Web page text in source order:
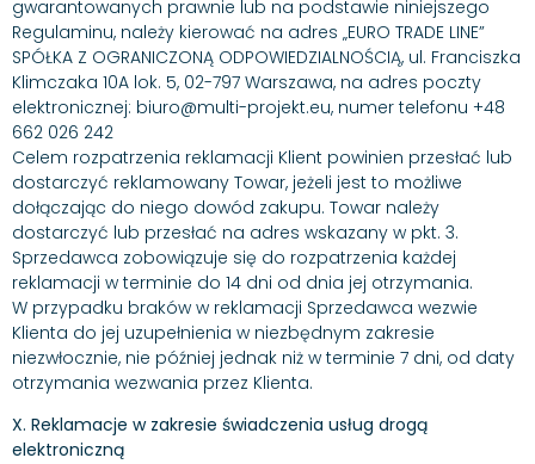
gwarantowanych prawnie lub na podstawie niniejszego
Regulaminu, należy kierować na adres „EURO TRADE LINE”
SPÓŁKA Z OGRANICZONĄ ODPOWIEDZIALNOŚCIĄ, ul. Franciszka
Klimczaka 10A lok. 5, 02-797 Warszawa, na adres poczty
elektronicznej: biuro@multi-projekt.eu, numer telefonu +48
662 026 242
Celem rozpatrzenia reklamacji Klient powinien przesłać lub
dostarczyć reklamowany Towar, jeżeli jest to możliwe
dołączając do niego dowód zakupu. Towar należy
dostarczyć lub przesłać na adres wskazany w pkt. 3.
Sprzedawca zobowiązuje się do rozpatrzenia każdej
reklamacji w terminie do 14 dni od dnia jej otrzymania.
W przypadku braków w reklamacji Sprzedawca wezwie
Klienta do jej uzupełnienia w niezbędnym zakresie
niezwłocznie, nie później jednak niż w terminie 7 dni, od daty
otrzymania wezwania przez Klienta.
X. Reklamacje w zakresie świadczenia usług drogą
elektroniczną